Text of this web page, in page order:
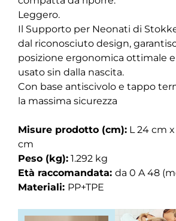
Leggero.
Il Supporto per Neonati di
dal riconosciuto design,
posizione ergonomica ottimale
usato sin dalla nascita.
Con base antiscivolo e tappo
la massima sicurezza
Misure prodotto (cm): L 24 cm
cm
Peso (kg): 1.292 kg
Età raccomandata: da 0 A 48
Materiali: PP+TPE